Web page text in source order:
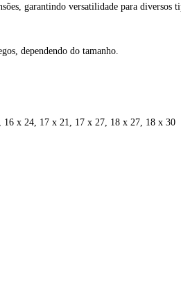
garantindo versatilidade para diversos
dependendo do tamanho.
x 24, 17 x 21, 17 x 27, 18 x 27, 18 x 30